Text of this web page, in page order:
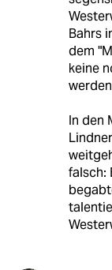
Bahrs
dem
keine
In den
falsch: